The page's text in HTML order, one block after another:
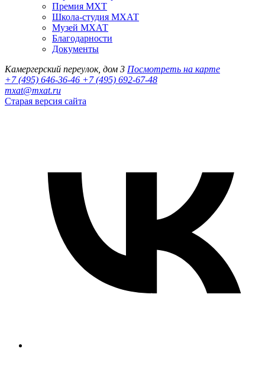
Премия МХТ
Школа-студия МХАТ
Музей МХАТ
Благодарности
Документы
Камергерский переулок, дом 3 Посмотреть на карте
+7 (495) 646-36-46 +7 (495) 692-67-48‬
mxat@mxat.ru
Старая версия сайта